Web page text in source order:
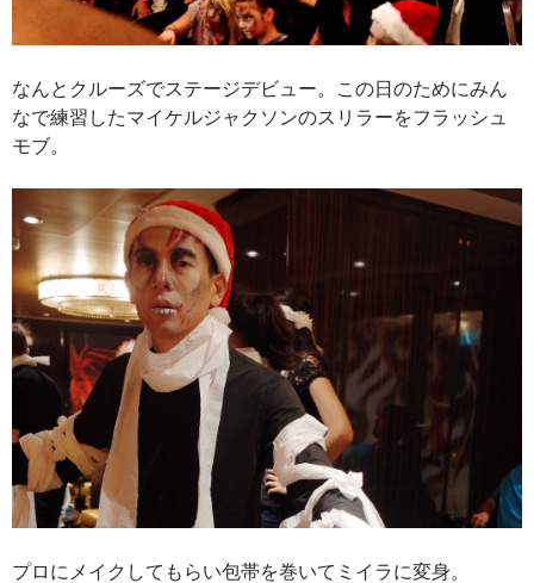
なんとクルーズでステージデビュー。この日のためにみん
なで練習したマイケルジャクソンのスリラーをフラッシュ
モブ。
プロにメイクしてもらい包帯を巻いてミイラに変身。